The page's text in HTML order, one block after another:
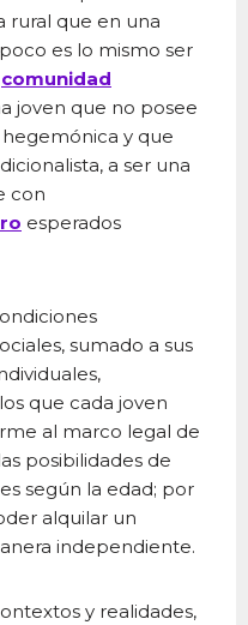
rural que en una
es lo mismo ser
comunidad
joven que no posee
hegemónica y que
a ser una
con
esperados
sumado a sus
que cada joven
al marco legal de
posibilidades de
según la edad; por
alquilar un
independiente.
y realidades,